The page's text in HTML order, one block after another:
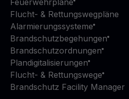
Feuerwehrpläne
Flucht- & Rettungswegpläne
Alarmierungssysteme
Brandschutzbegehungen
Brandschutzordnungen
Plandigitalisierungen
Flucht- & Rettungswege
Brandschutz Facility Manager